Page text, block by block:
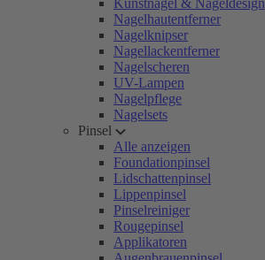
Kunstnägel & Nageldesign
Nagelhautentferner
Nagelknipser
Nagellackentferner
Nagelscheren
UV-Lampen
Nagelpflege
Nagelsets
Pinsel
Alle anzeigen
Foundationpinsel
Lidschattenpinsel
Lippenpinsel
Pinselreiniger
Rougepinsel
Applikatoren